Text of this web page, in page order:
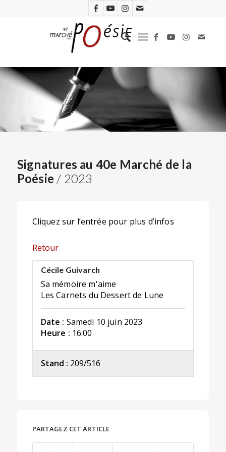
Signatures au 40e Marché de la
Poésie / 2023
Cliquez sur l’entrée pour plus d’infos
Retour
Cécile Guivarch
Sa mémoire m'aime
Les Carnets du Dessert de Lune
Date : Samedi 10 juin 2023
Heure : 16:00
Stand : 209/516
PARTAGEZ CET ARTICLE